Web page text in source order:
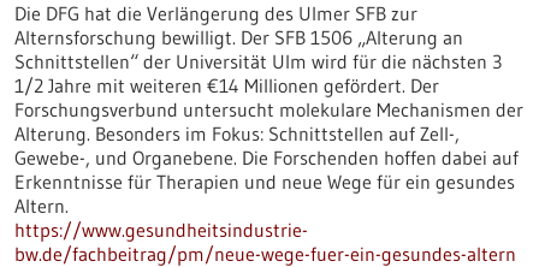
Die DFG hat die Verlängerung des Ulmer SFB zur
Alternsforschung bewilligt. Der SFB 1506 „Alterung an
Schnittstellen“ der Universität Ulm wird für die nächsten 3
1/2 Jahre mit weiteren €14 Millionen gefördert. Der
Forschungsverbund untersucht molekulare Mechanismen der
Alterung. Besonders im Fokus: Schnittstellen auf Zell-,
Gewebe-​, und Organebene. Die Forschenden hoffen dabei auf
Erkenntnisse für Therapien und neue Wege für ein gesundes
Altern.
https://www.gesundheitsindustrie-
bw.de/fachbeitrag/pm/neue-wege-fuer-ein-gesundes-altern